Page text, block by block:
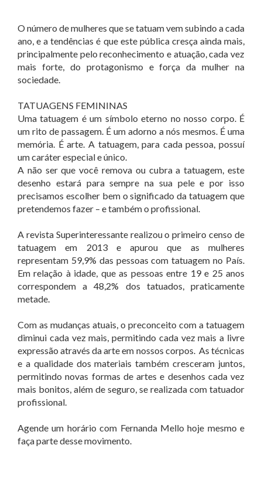
O número de mulheres que se tatuam vem subindo a cada
ano, e a tendências é que este pública cresça ainda mais,
principalmente pelo reconhecimento e atuação, cada vez
mais forte, do protagonismo e força da mulher na
sociedade.
TATUAGENS FEMININAS
Uma tatuagem é um símbolo eterno no nosso corpo. É
um rito de passagem. É um adorno a nós mesmos. É uma
memória. É arte. A tatuagem, para cada pessoa, possuí
um caráter especial e único.
A não ser que você remova ou cubra a tatuagem, este
desenho estará para sempre na sua pele e por isso
precisamos escolher bem o significado da tatuagem que
pretendemos fazer – e também o profissional.
A revista Superinteressante realizou o primeiro censo de
tatuagem em 2013 e apurou que as mulheres
representam 59,9% das pessoas com tatuagem no País.
Em relação à idade, que as pessoas entre 19 e 25 anos
correspondem a 48,2% dos tatuados, praticamente
metade.
Com as mudanças atuais, o preconceito com a tatuagem
diminui cada vez mais, permitindo cada vez mais a livre
expressão através da arte em nossos corpos. As técnicas
e a qualidade dos materiais também cresceram juntos,
permitindo novas formas de artes e desenhos cada vez
mais bonitos, além de seguro, se realizada com tatuador
profissional.
Agende um horário com Fernanda Mello hoje mesmo e
faça parte desse movimento.